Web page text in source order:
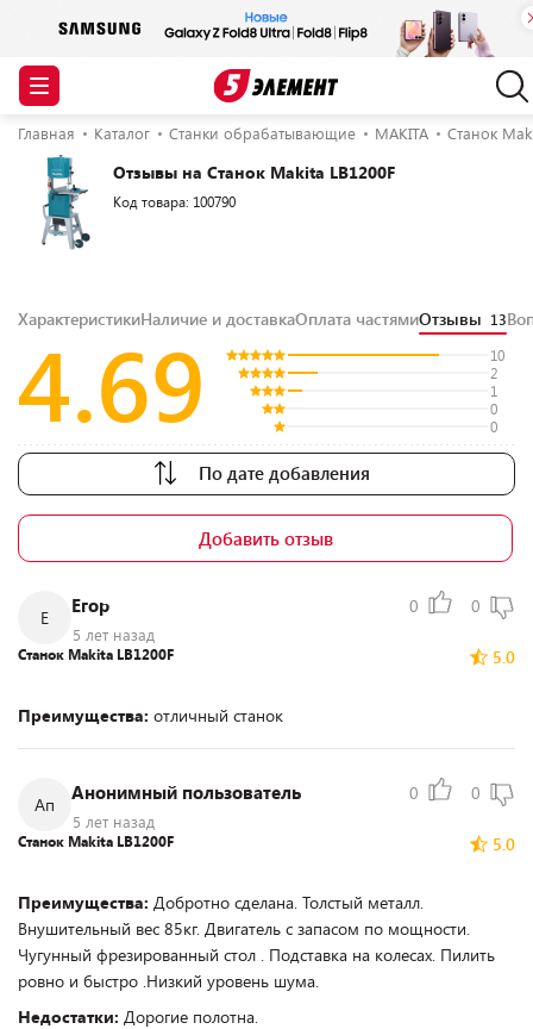
Главная Каталог Станки обрабатывающие MAKITA Станок
Отзывы на Станок Makita LB1200F
Код товара: 100790
ХарактеристикиНаличие и доставкаОплата частямиОтзывы 13
4.69
10
2
1
0
0
По дате добавления
Добавить отзыв
Е
Егор
5 лет назад
0 0
5.0
Станок Makita LB1200F
Преимущества: отличный станок
Ап
Анонимный пользователь
5 лет назад
0 0
5.0
Станок Makita LB1200F
Преимущества: Добротно сделана. Толстый металл.
Внушительный вес 85кг. Двигатель с запасом по мощности.
Чугунный фрезированный стол . Подставка на колесах. Пилить
ровно и быстро .Низкий уровень шума.
Недостатки: Дорогие полотна.